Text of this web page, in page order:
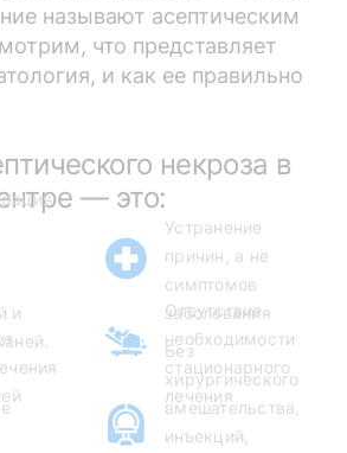
называют асептическим
что представляет
и как ее правильно
некроза в
— это:
и
Устранение
причин, а не
симптомов
заболевания
Отсутствие
необходимости
стационарного
лечения
Без
хирургического
вмешательства,
инъекций,